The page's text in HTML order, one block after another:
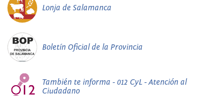
Lonja de Salamanca
Boletín Oficial de la Provincia
También te informa - 012 CyL - Atención al
Ciudadano